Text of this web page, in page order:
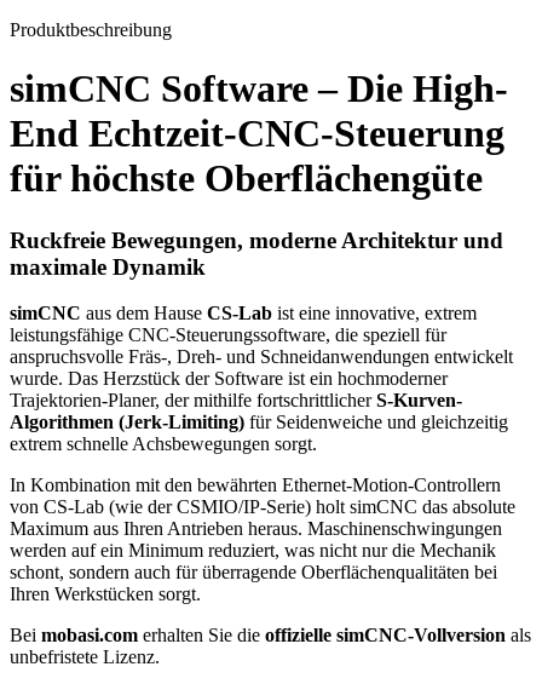
Produktbeschreibung
simCNC Software – Die High-
End Echtzeit-CNC-Steuerung
für höchste Oberflächengüte
Ruckfreie Bewegungen, moderne Architektur und
maximale Dynamik
simCNC aus dem Hause CS-Lab ist eine innovative, extrem
leistungsfähige CNC-Steuerungssoftware, die speziell für
anspruchsvolle Fräs-, Dreh- und Schneidanwendungen entwickelt
wurde. Das Herzstück der Software ist ein hochmoderner
Trajektorien-Planer, der mithilfe fortschrittlicherS-Kurven-
Algorithmen (Jerk-Limiting) für Seidenweiche und gleichzeitig
extrem schnelle Achsbewegungen sorgt.
In Kombination mit den bewährten Ethernet-Motion-Controllern
von CS-Lab (wie der CSMIO/IP-Serie) holt simCNC das absolute
Maximum aus Ihren Antrieben heraus. Maschinenschwingungen
werden auf ein Minimum reduziert, was nicht nur die Mechanik
schont, sondern auch für überragende Oberflächenqualitäten bei
Ihren Werkstücken sorgt.
Bei mobasi.com erhalten Sie die offizielle simCNC-Vollversion als
unbefristete Lizenz.